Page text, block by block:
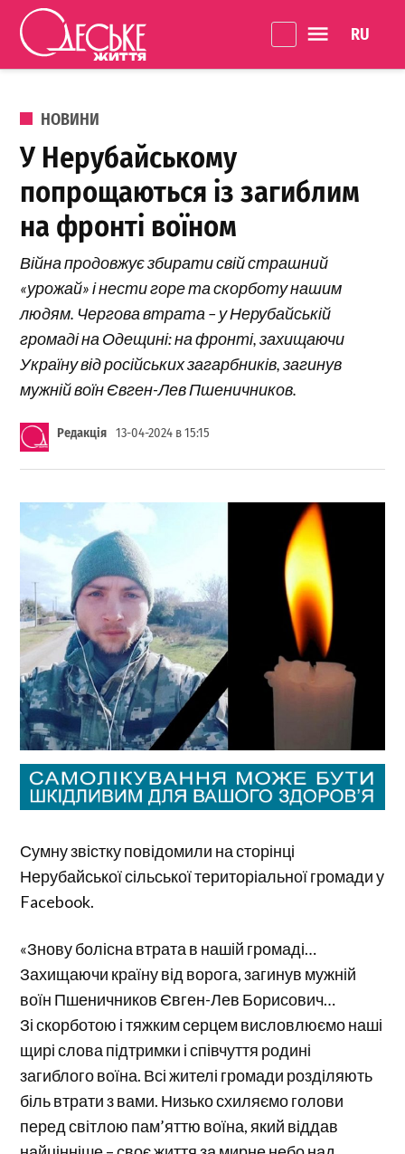
Перейти до вмісту
Життя
ОПУБЛІКОВАНО В
НОВИНИ
У Нерубайському
попрощаються із загиблим
на фронті воїном
Війна продовжує збирати свій страшний
«урожай» і нести горе та скорботу нашим
людям. Чергова втрата – у Нерубайській
громаді на Одещині: на фронті, захищаючи
Україну від російських загарбників, загинув
мужній воїн Євген-Лев Пшеничников.
Редакція 13-04-2024 в 15:15
Сумну звістку повідомили на сторінці
Нерубайської сільської територіальної громади у
Facebook.
«Знову болісна втрата в нашій громаді…
Захищаючи країну від ворога, загинув мужній
воїн Пшеничников Євген-Лев Борисович…
Зі скорботою і тяжким серцем висловлюємо наші
щирі слова підтримки і співчуття родині
загиблого воїна. Всі жителі громади розділяють
біль втрати з вами. Низько схиляємо голови
перед світлою пам’яттю воїна, який віддав